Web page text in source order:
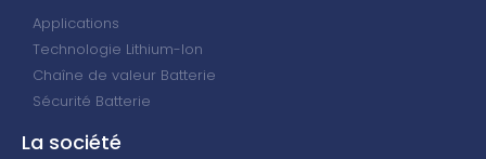
Applications
Technologie Lithium-Ion
Chaîne de valeur Batterie
Sécurité Batterie
La société